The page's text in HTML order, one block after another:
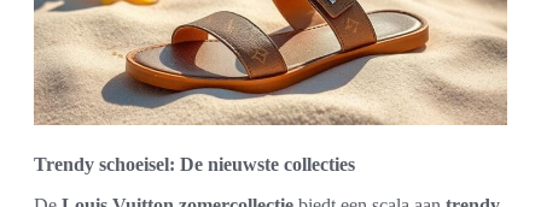
Trendy schoeisel: De nieuwste collecties